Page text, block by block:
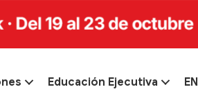
Educación Ejecutiva